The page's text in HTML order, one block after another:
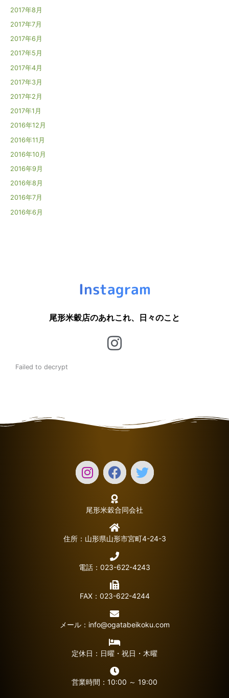
2017年8月
2017年7月
2017年6月
2017年5月
2017年4月
2017年3月
2017年2月
2017年1月
2016年12月
2016年11月
2016年10月
2016年9月
2016年8月
2016年7月
2016年6月
Instagram
尾形米穀店のあれこれ、日々のこと
Failed to decrypt
尾形米穀合同会社
住所：山形県山形市宮町4-24-3
電話：023-622-4243
FAX：023-622-4244
メール： info@ogatabeikoku.com
定休日：日曜・祝日・木曜
営業時間：10:00 ～ 19:00